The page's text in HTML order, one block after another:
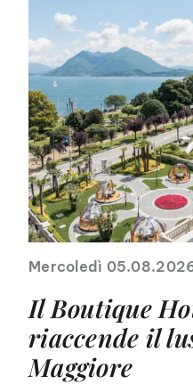
Mercoledì
Il Boutique
riaccende il
Maggiore